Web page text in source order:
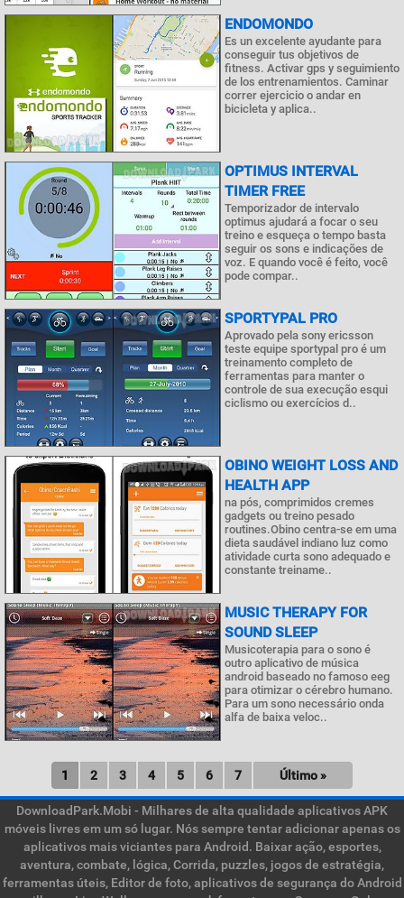
ENDOMONDO
Es un excelente ayudante para
conseguir tus objetivos de
fitness. Activar gps y seguimiento
de los entrenamientos. Caminar
correr ejercicio o andar en
bicicleta y aplica..
OPTIMUS INTERVAL
TIMER FREE
Temporizador de intervalo
optimus ajudará a focar o seu
treino e esqueça o tempo basta
seguir os sons e indicações de
voz. E quando você é feito, você
pode compar..
SPORTYPAL PRO
Aprovado pela sony ericsson
teste equipe sportypal pro é um
treinamento completo de
ferramentas para manter o
controle de sua execução esqui
ciclismo ou exercícios d..
OBINO WEIGHT LOSS AND
HEALTH APP
na pós, comprimidos cremes
gadgets ou treino pesado
routines.Obino centra-se em uma
dieta saudável indiano luz como
atividade curta sono adequado e
constante treiname..
MUSIC THERAPY FOR
SOUND SLEEP
Musicoterapia para o sono é
outro aplicativo de música
android baseado no famoso eeg
para otimizar o cérebro humano.
Para um sono necessário onda
alfa de baixa veloc..
1 2 3 4 5 6 7 Último »
DownloadPark.Mobi - Milhares de alta qualidade aplicativos APK
móveis livres em um só lugar. Nós sempre tentar adicionar apenas os
aplicativos mais viciantes para Android. Baixar ação, esportes,
aventura, combate, lógica, Corrida, puzzles, jogos de estratégia,
ferramentas úteis, Editor de foto, aplicativos de segurança do Android